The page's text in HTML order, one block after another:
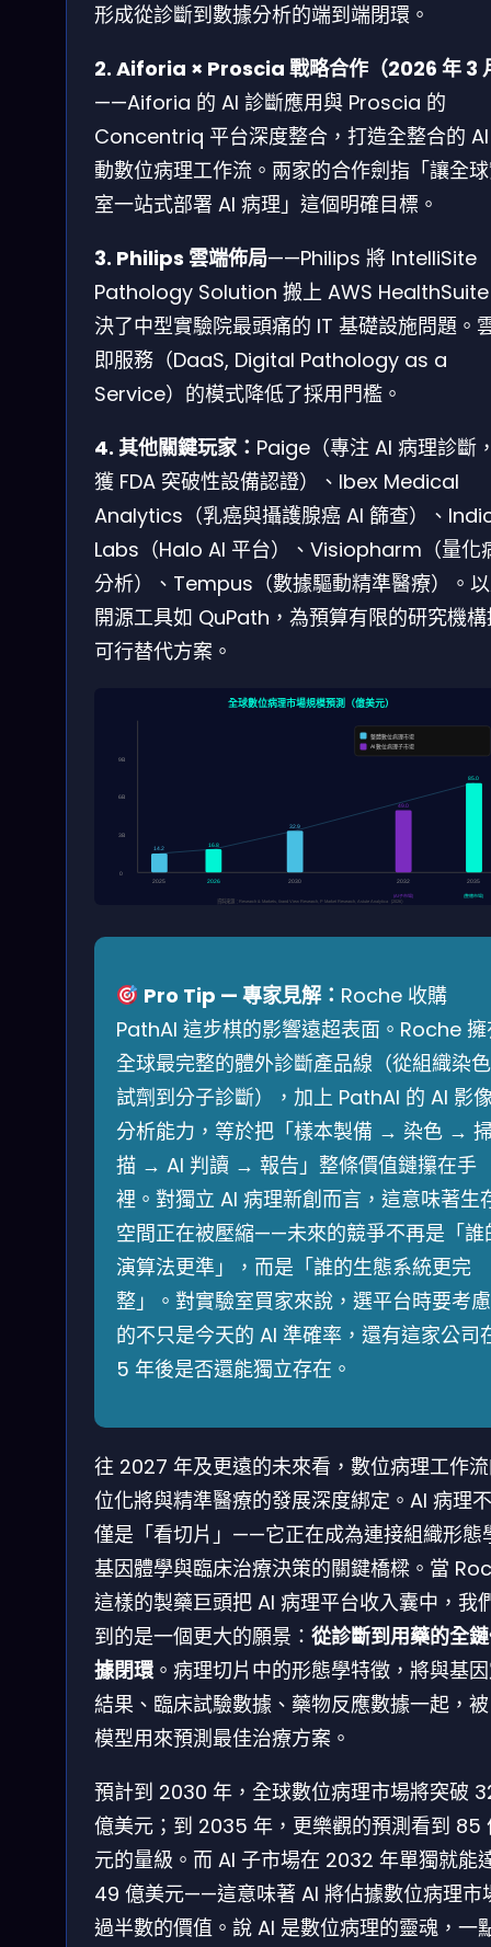
形成從診斷到數據分析的端到端閉環。
2. Aiforia × Proscia 戰略合作（2026 年 3
——Aiforia 的 AI 診斷應用與 Proscia 的
Concentriq 平台深度整合，打造全整合的
動數位病理工作流。兩家的合作劍指「讓全
室一站式部署 AI 病理」這個明確目標。
3. Philips 雲端佈局——Philips 將 IntelliSite
Pathology Solution 搬上 AWS
決了中型實驗院最頭痛的 IT 基礎設施問題。
即服務（DaaS, Digital Pathology as a
Service）的模式降低了採用門檻。
4. 其他關鍵玩家： Paige（專注 AI 病理診斷
獲 FDA 突破性設備認證）、Ibex Medical
Analytics（乳癌與攝護腺癌 AI 篩查）、
Labs（Halo AI 平台）、Visiopharm（量化
分析）、Tempus（數據驅動精準醫療）。
開源工具如 QuPath，為預算有限的研究機
可行替代方案。
全球數位病理市場規模預測（億美元）
0
3B
6B
9B
2025 2026 2030 2032 2035
14.2
16.8
32.9
49.0
(AI子市場)
85.0
(整體市場)
整體數位病理市場
AI 數位病理子市場
資料來源：Research & Markets, Grand View Research, P Market Research, Astute Analytica（2026）
Pro Tip — 專家見解： Roche 收購
PathAI 這步棋的影響遠超表面。Roche
全球最完整的體外診斷產品線（從組織染色
試劑到分子診斷），加上 PathAI 的 AI 影
分析能力，等於把「樣本製備 → 染色 →
描 → AI 判讀 → 報告」整條價值鏈攥在手
裡。對獨立 AI 病理新創而言，這意味著生
空間正在被壓縮——未來的競爭不再是「誰
演算法更準」，而是「誰的生態系統更完
整」。對實驗室買家來說，選平台時要考慮
的不只是今天的 AI 準確率，還有這家公司
5 年後是否還能獨立存在。
往 2027 年及更遠的未來看，數位病理工作
位化將與精準醫療的發展深度綁定。AI 病理
僅是「看切片」——它正在成為連接組織形態
基因體學與臨床治療決策的關鍵橋樑。當
這樣的製藥巨頭把 AI 病理平台收入囊中，我
到的是一個更大的願景： 從診斷到用藥的全
據閉環 。病理切片中的形態學特徵，將與基
結果、臨床試驗數據、藥物反應數據一起，
模型用來預測最佳治療方案。
預計到 2030 年，全球數位病理市場將突破
億美元；到 2035 年，更樂觀的預測看到 85
元的量級。而 AI 子市場在 2032 年單獨就能
49 億美元——這意味著 AI 將佔據數位病理市
過半數的價值。說 AI 是數位病理的靈魂，一